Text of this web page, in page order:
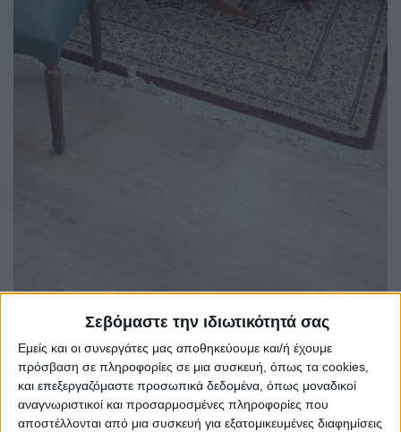
Σεβόμαστε την ιδιωτικότητά σας
Εμείς και οι συνεργάτες μας αποθηκεύουμε και/ή έχουμε
πρόσβαση σε πληροφορίες σε μια συσκευή, όπως τα cookies,
και επεξεργαζόμαστε προσωπικά δεδομένα, όπως μοναδικοί
αναγνωριστικοί και προσαρμοσμένες πληροφορίες που
αποστέλλονται από μια συσκευή για εξατομικευμένες διαφημίσεις